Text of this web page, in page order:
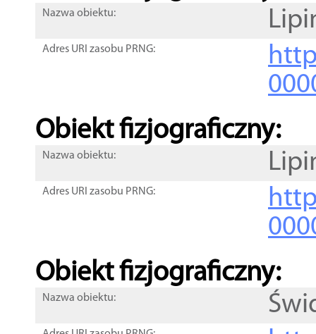
Nazwa obiektu:
Adres URI zasobu PRNG:
Obiekt fizjograficzny:
Nazwa obiektu:
Adres URI zasobu PRNG:
Obiekt fizjograficzny:
Nazwa obiektu: